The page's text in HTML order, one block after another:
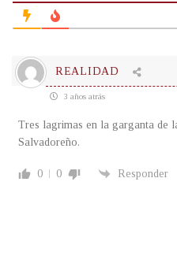
REALIDAD
3 años atrás
Tres lagrimas en la garganta de
Salvadoreño.
0 0 Responder